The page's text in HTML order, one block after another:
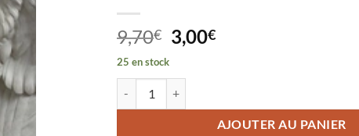
9,70€ Le
prix
initial
était :
9,70€.
3,00€Le
3,00€.
25 en stock
AJOUTER AU PANIER